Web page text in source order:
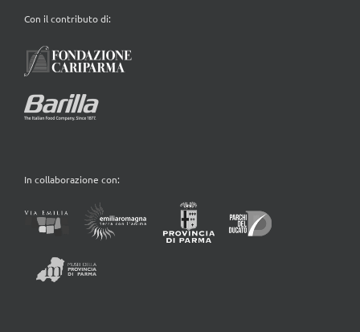
Con il contributo di:
In collaborazione con: